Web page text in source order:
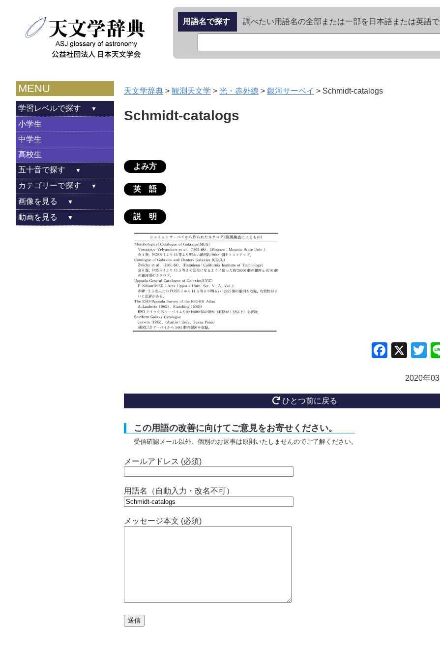
用語名で探す 調べたい用語名の全部または一部を日本語または英語で
MENU
学習レベルで探す
小学生
中学生
高校生
五十音で探す
カテゴリーで探す
画像を見る
動画を見る
天文学辞典 > 観測天文学 > 光・赤外線 > 銀河サーベイ > Schmidt-catalogs
Schmidt-catalogs
よみ方
英 語
説 明
X
2020年
ひとつ前に戻る
この用語の改善に向けてご意見をお寄せください。
受信確認メール以外、個別のお返事は原則いたしませんのでご了解ください。
メールアドレス (必須)
用語名（自動入力・改名不可）
メッセージ本文 (必須)